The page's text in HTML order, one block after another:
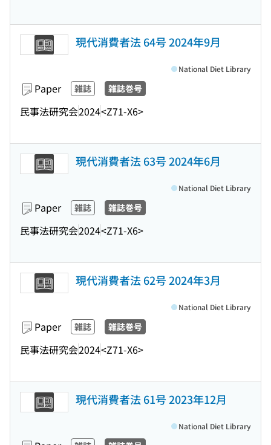
現代消費者法 64号 2024年9月
Paper 雑誌 雑誌巻号
民事法研究会2024<Z71-X6>
National Diet Library
現代消費者法 63号 2024年6月
Paper 雑誌 雑誌巻号
民事法研究会2024<Z71-X6>
National Diet Library
現代消費者法 62号 2024年3月
Paper 雑誌 雑誌巻号
民事法研究会2024<Z71-X6>
National Diet Library
現代消費者法 61号 2023年12月
National Diet Library